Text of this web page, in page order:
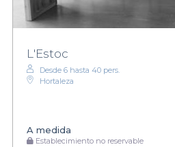
L'Estoc
Desde 6 hasta 40 pers.
Hortaleza
A medida
Establecimiento no reservable